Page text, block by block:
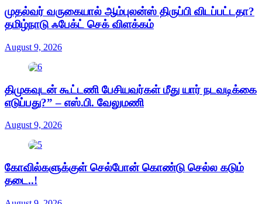
முதல்வர் வருகையால் ஆம்புலன்ஸ் திருப்பி விடப்பட்டதா?
தமிழ்நாடு ஃபேக்ட் செக் விளக்கம்
August 9, 2026
திமுகவுடன் கூட்டணி பேசியவர்கள் மீது யார் நடவடிக்கை
எடுப்பது?” – எஸ்.பி. வேலுமணி
August 9, 2026
கோவில்களுக்குள் செல்போன் கொண்டு செல்ல கடும்
தடை..!